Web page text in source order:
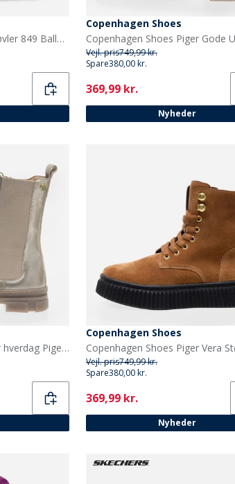
Woden Børn Adrian II Støvler 849 Ballerina
Copenhagen Shoes
Vejl. pris749,99 kr.
Spare380,00 kr.
Current
369,99 kr.
Nyheder
Copenhagen Shoes Piger hverdag Piger støvler 0051 Gold
Copenhagen Shoes
Vejl. pris749,99 kr.
Spare380,00 kr.
Current
369,99 kr.
Nyheder